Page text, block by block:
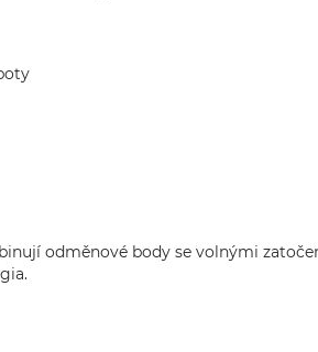
odměnové body se volnými